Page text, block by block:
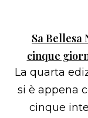
Sa Bellesa
cinque
La quarta
si è appena
cinque